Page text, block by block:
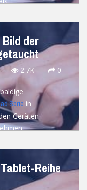
der
2.7K 0
Serie in
Geräten
Reihe